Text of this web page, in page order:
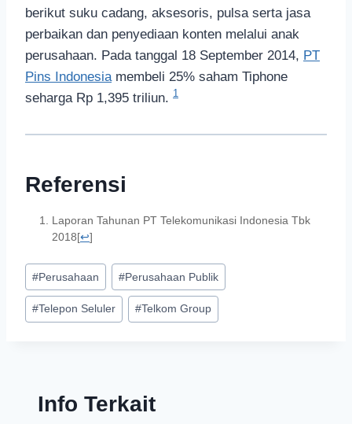
berikut suku cadang, aksesoris, pulsa serta jasa
perbaikan dan penyediaan konten melalui anak
perusahaan. Pada tanggal 18 September 2014, PT
Pins Indonesia membeli 25% saham Tiphone
seharga Rp 1,395 triliun. 1
Referensi
Laporan Tahunan PT Telekomunikasi Indonesia Tbk
2018[↩]
#Perusahaan #Perusahaan Publik
#Telepon Seluler #Telkom Group
Info Terkait